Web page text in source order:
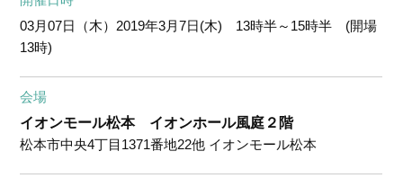
03月07日（木） 2019年3月7日(木) 13時半～15時半 (開場
13時)
会場
イオンモール松本 イオンホール風庭２階
松本市中央4丁目1371番地22他 イオンモール松本